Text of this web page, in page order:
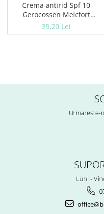
Crema antirid Spf 10
Gerocossen Melcfort
Supreme Care, Riduri
Vizibile 45 +, 50 ml
39,20 Lei
Urmareste-
Luni -